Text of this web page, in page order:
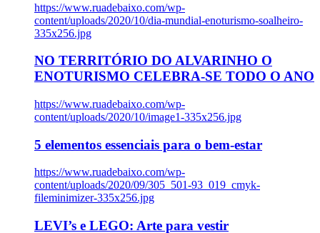
https://www.ruadebaixo.com/wp-
content/uploads/2020/10/dia-mundial-enoturismo-soalheiro-
335x256.jpg
NO TERRITÓRIO DO ALVARINHO O
ENOTURISMO CELEBRA-SE TODO O ANO
https://www.ruadebaixo.com/wp-
content/uploads/2020/10/image1-335x256.jpg
5 elementos essenciais para o bem-estar
https://www.ruadebaixo.com/wp-
content/uploads/2020/09/305_501-93_019_cmyk-
fileminimizer-335x256.jpg
LEVI’s e LEGO: Arte para vestir